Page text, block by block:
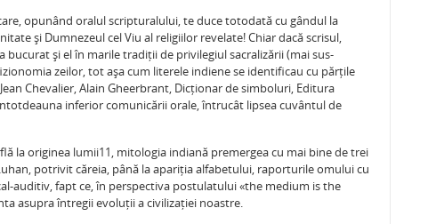
opunând oralul scripturalului, te duce totodată cu gândul la
și Dumnezeul cel Viu al religiilor revelate! Chiar dacă scrisul,
și el în marile tradiții de privilegiul sacralizării (mai sus-
zeilor, tot așa cum literele indiene se identificau cu părțile
Chevalier, Alain Gheerbrant, Dicționar de simboluri, Editura
inferior comunicării orale, întrucât lipsea cuvântul de
la originea lumii11, mitologia indiană premergea cu mai bine de trei
potrivit căreia, până la apariția alfabetului, raporturile omului cu
auditiv, fapt ce, în perspectiva postulatului «the medium is the
asupra întregii evoluții a civilizației noastre.